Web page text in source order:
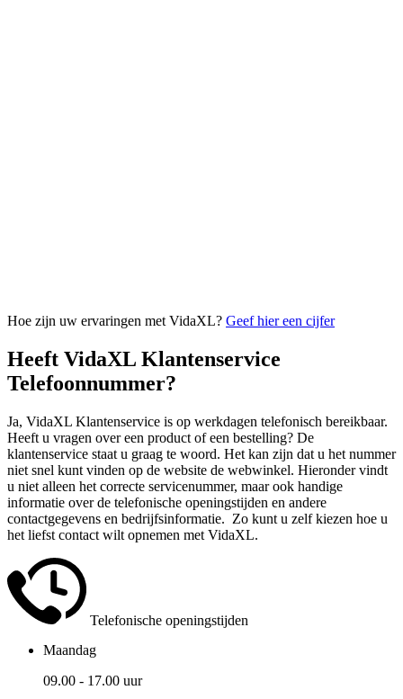
Hoe zijn uw ervaringen met VidaXL? Geef hier een cijfer
Heeft VidaXL Klantenservice
Telefoonnummer?
Ja, VidaXL Klantenservice is op werkdagen telefonisch bereikbaar.
Heeft u vragen over een product of een bestelling? De
klantenservice staat u graag te woord. Het kan zijn dat u het nummer
niet snel kunt vinden op de website de webwinkel. Hieronder vindt
u niet alleen het correcte servicenummer, maar ook handige
informatie over de telefonische openingstijden en andere
contactgegevens en bedrijfsinformatie. Zo kunt u zelf kiezen hoe u
het liefst contact wilt opnemen met VidaXL.
Telefonische openingstijden
Maandag
09.00 - 17.00 uur